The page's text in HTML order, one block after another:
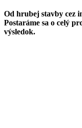
Od hrubej stavby cez
Postaráme sa o celý
výsledok.